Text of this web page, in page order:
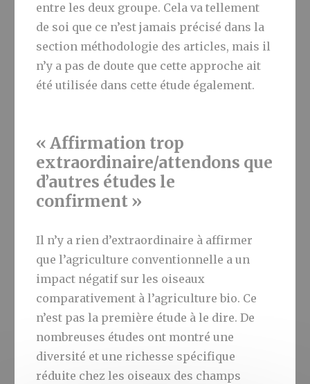
entre les deux groupe. Cela va tellement
de soi que ce n’est jamais précisé dans la
section méthodologie des articles, mais il
n’y a pas de doute que cette approche ait
été utilisée dans cette étude également.
« Affirmation trop
extraordinaire/attendons que
d’autres études le
confirment »
Il n’y a rien d’extraordinaire à affirmer
que l’agriculture conventionnelle a un
impact négatif sur les oiseaux
comparativement à l’agriculture bio. Ce
n’est pas la première étude à le dire. De
nombreuses études ont montré une
diversité et une richesse spécifique
réduite chez les oiseaux des champs